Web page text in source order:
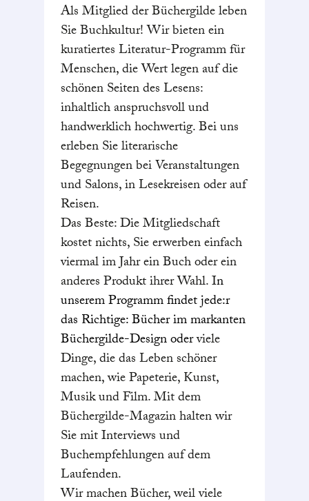
Als Mitglied der Büchergilde leben
Sie Buchkultur! Wir bieten ein
kuratiertes Literatur-Programm für
Menschen, die Wert legen auf die
schönen Seiten des Lesens:
inhaltlich anspruchsvoll und
handwerklich hochwertig. Bei uns
erleben Sie literarische
Begegnungen bei Veranstaltungen
und Salons, in Lesekreisen oder auf
Reisen.
Das Beste: Die Mitgliedschaft
kostet nichts, Sie erwerben einfach
viermal im Jahr ein Buch oder ein
anderes Produkt ihrer Wahl. In
unserem Programm findet jede:r
das Richtige: Bücher im markanten
Büchergilde-Design oderviele
Dinge, die das Leben schöner
machen, wie Papeterie, Kunst,
Musik und Film. Mit dem
Büchergilde-Magazin halten wir
Sie mit Interviews und
Buchempfehlungen auf dem
Laufenden.
Wir machen Bücher, weil viele